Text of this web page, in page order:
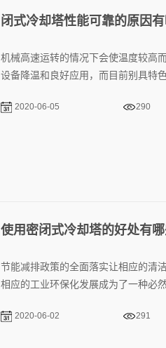
闭式冷却塔性能可靠的原因有
机械高速运转的情况下会使温度较高
设备降温和良好应用，而目前别具特
2020-06-05 290
使用密闭式冷却塔的好处有
节能减排政策的全面落实让相应的清
相应的工业环保化发展成为了一种必
2020-06-02 291